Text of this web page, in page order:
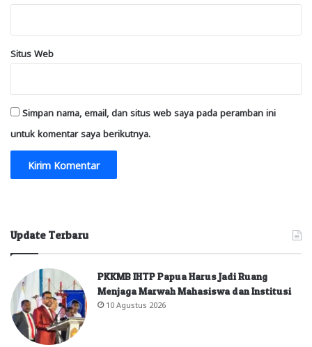
Situs Web
Simpan nama, email, dan situs web saya pada peramban ini
untuk komentar saya berikutnya.
Update Terbaru
PKKMB IHTP Papua Harus Jadi Ruang
Menjaga Marwah Mahasiswa dan Institusi
10 Agustus 2026